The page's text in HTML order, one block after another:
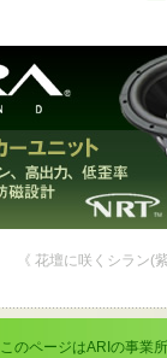
《 花壇に咲くシラン(
このページはARIの事業